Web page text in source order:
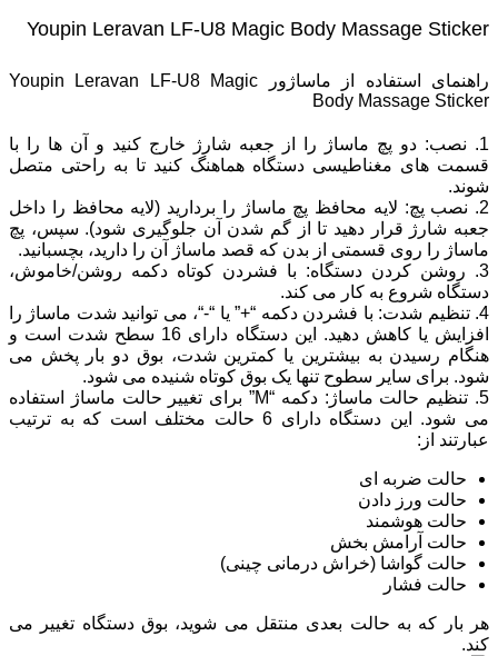
Youpin Leravan LF-U8 Magic Body Massage Sticker
راهنمای استفاده از ماساژور Youpin Leravan LF-U8 Magic
Body Massage Sticker
1. نصب: دو پچ ماساژ را از جعبه شارژ خارج کنید و آن ‌ها را با
قسمت ‌های مغناطیسی دستگاه هماهنگ کنید تا به راحتی متصل
شوند.
2. نصب پچ: لایه محافظ پچ ماساژ را بردارید (لایه محافظ را داخل
جعبه شارژ قرار دهید تا از گم شدن آن جلوگیری شود). سپس، پچ
ماساژ را روی قسمتی از بدن که قصد ماساژ آن را دارید، بچسبانید.
3. روشن کردن دستگاه: با فشردن کوتاه دکمه روشن/خاموش،
دستگاه شروع به کار می‌ کند.
4. تنظیم شدت: با فشردن دکمه “+” یا “-“، می ‌توانید شدت ماساژ را
افزایش یا کاهش دهید. این دستگاه دارای 16 سطح شدت است و
هنگام رسیدن به بیشترین یا کمترین شدت، بوق دو بار پخش می‌
شود. برای سایر سطوح تنها یک بوق کوتاه شنیده می ‌شود.
5. تنظیم حالت ماساژ: دکمه “M” برای تغییر حالت ماساژ استفاده
می‌ شود. این دستگاه دارای 6 حالت مختلف است که به ترتیب
عبارتند از:
حالت ضربه ‌ای
حالت ورز دادن
حالت هوشمند
حالت آرامش‌ بخش
حالت گواشا (خراش درمانی چینی)
حالت فشار
هر بار که به حالت بعدی منتقل می‌ شوید، بوق دستگاه تغییر می
‌کند.